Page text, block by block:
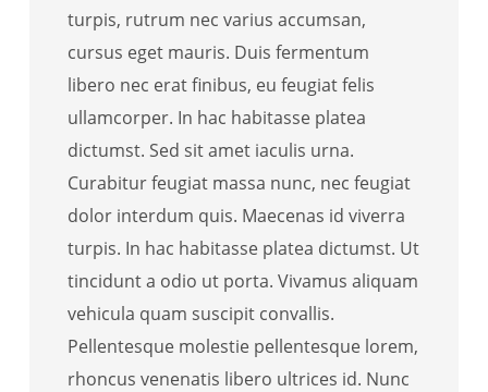
turpis, rutrum nec varius accumsan,
cursus eget mauris. Duis fermentum
libero nec erat finibus, eu feugiat felis
ullamcorper. In hac habitasse platea
dictumst. Sed sit amet iaculis urna.
Curabitur feugiat massa nunc, nec feugiat
dolor interdum quis. Maecenas id viverra
turpis. In hac habitasse platea dictumst. Ut
tincidunt a odio ut porta. Vivamus aliquam
vehicula quam suscipit convallis.
Pellentesque molestie pellentesque lorem,
rhoncus venenatis libero ultrices id. Nunc